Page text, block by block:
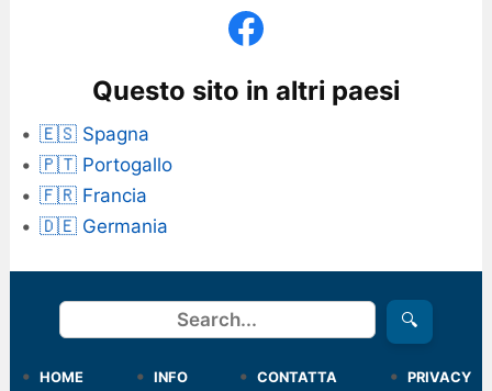
Questo sito in altri paesi
🇪🇸 Spagna
🇵🇹 Portogallo
🇫🇷 Francia
🇩🇪 Germania
Cerca 🔍
HOME INFO CONTATTA PRIVACY